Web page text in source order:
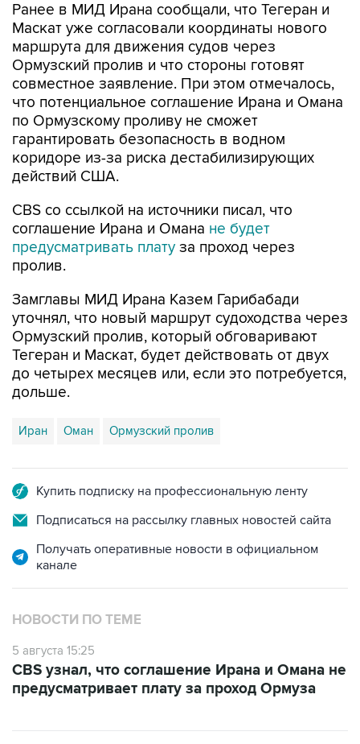
Ранее в МИД Ирана сообщали, что Тегеран и
Маскат уже согласовали координаты нового
маршрута для движения судов через
Ормузский пролив и что стороны готовят
совместное заявление. При этом отмечалось,
что потенциальное соглашение Ирана и Омана
по Ормузскому проливу не сможет
гарантировать безопасность в водном
коридоре из-за риска дестабилизирующих
действий США.
CBS со ссылкой на источники писал, что
соглашение Ирана и Омана не будет
предусматривать плату за проход через
пролив.
Замглавы МИД Ирана Казем Гарибабади
уточнял, что новый маршрут судоходства через
Ормузский пролив, который обговаривают
Тегеран и Маскат, будет действовать от двух
до четырех месяцев или, если это потребуется,
дольше.
Иран Оман Ормузский пролив
Купить подписку на профессиональную ленту
Подписаться на рассылку главных новостей сайта
Получать оперативные новости в официальном
канале
НОВОСТИ ПО ТЕМЕ
5 августа 15:25
CBS узнал, что соглашение Ирана и Омана не
предусматривает плату за проход Ормуза